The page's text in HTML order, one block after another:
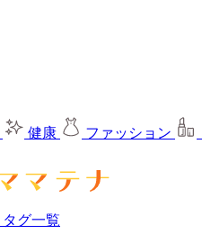
健康 ファッション
タグ一覧